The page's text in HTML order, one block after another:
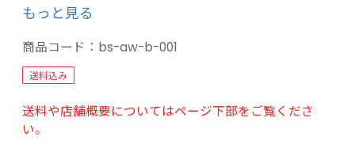
■太過ぎず細すぎない丁度いい幅感
約2cmのスタンダートな幅感で細すぎず太すぎ
ないデザイン
男女ペアでもお使いいただく事が出来ます。
■手首周りが細い方でも安心
もっと見る
商品コード： bs-aw-b-001
送料込み
送料や店舗概要についてはページ下部をご覧くださ
い。